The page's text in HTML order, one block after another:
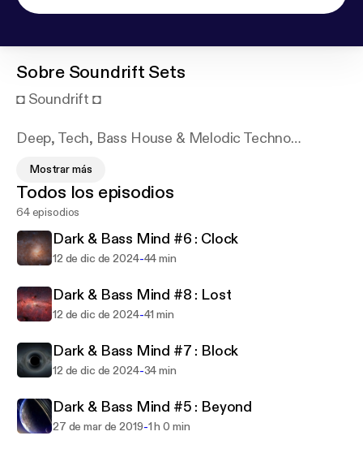
Sobre Soundrift Sets
◘ Soundrift ◘
Deep, Tech, Bass House & Melodic Techno
Surrounded by music from a young age, Soundrift
blends jazz, hip-hop, rock, and electronic vibes into
sets that match his ever-changing mood.
Lex Green / Hartmann / DeeDRAh / Pink Panda /
Jon.B (DubNation) /David Hilbert /Dominik Stuppy
/Quadrakey / Øro / G. MOJO / AITOR MV / Luca
Orakci /Quadrakey /Grensta /Alexandre Allegretti
/Lee Hardy /Kevi Anavi ..
Mostrar más
Todos los episodios
64 episodios
Dark & Bass Mind #6 : Clock
12 de dic de 2024-44 min
Dark & Bass Mind #8 : Lost
12 de dic de 2024-41 min
Dark & Bass Mind #7 : Block
12 de dic de 2024-34 min
Dark & Bass Mind #5 : Beyond
27 de mar de 2019-1 h 0 min